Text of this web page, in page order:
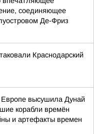
соединяющее
Де-Фриз
Краснодарский
высушила Дунай
корабли времён
и артефакты времен